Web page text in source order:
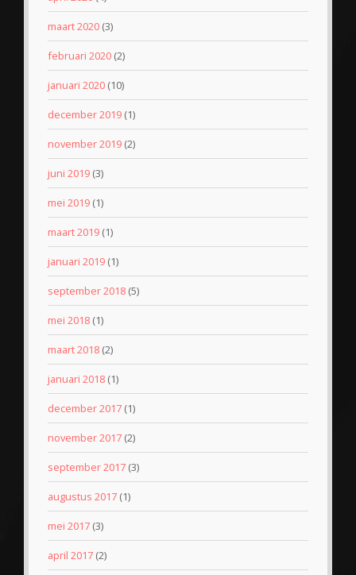
maart 2020 (3)
februari 2020 (2)
januari 2020 (10)
december 2019 (1)
november 2019 (2)
juni 2019 (3)
mei 2019 (1)
maart 2019 (1)
januari 2019 (1)
september 2018 (5)
mei 2018 (1)
maart 2018 (2)
januari 2018 (1)
december 2017 (1)
november 2017 (2)
september 2017 (3)
augustus 2017 (1)
mei 2017 (3)
april 2017 (2)